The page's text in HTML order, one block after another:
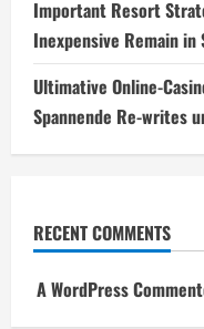
Important Resort
Inexpensive Remain
Ultimative Online-
Spannende Re-writes
RECENT COMMENTS
A WordPress